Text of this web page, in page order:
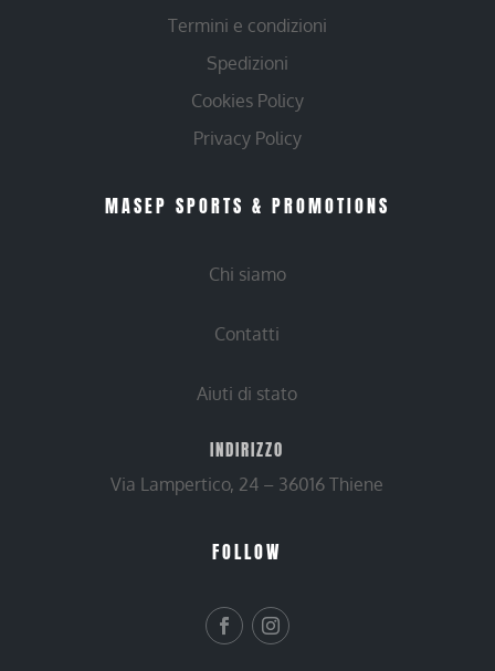
Termini e condizioni
Spedizioni
Cookies Policy
Privacy Policy
MASEP SPORTS & PROMOTIONS
Chi siamo
Contatti
Aiuti di stato
INDIRIZZO
Via Lampertico, 24 – 36016 Thiene
FOLLOW